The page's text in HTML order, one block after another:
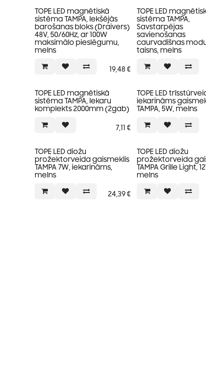
TOPE LED magnētiskā
sistēma TAMPA, Iekšējās
barošanas bloks (Draivers)
48V, 50/60Hz, ar 100W
maksimālo pieslēgumu,
melns
19,48 €
TOPE LED
sistēma TAMPA,
Savstarpējas
savienošanas
caurvadīšnas
taisns, melns
TOPE LED magnētiskā
sistēma TAMPA, Iekaru
komplekts 2000mm (2gab)
7,11 €
TOPE LED
iekarināms
TAMPA, 5W, melns
TOPE LED diožu
prožektorveida gaismeklis
TAMPA 7W, iekarināms,
melns
24,39€
TOPE LED diožu
prožektorveida
TAMPA Grille Light,
melns